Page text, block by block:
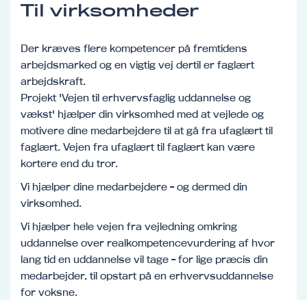
Til virksomheder
Der kræves flere kompetencer på fremtidens
arbejdsmarked og en vigtig vej dertil er faglært
arbejdskraft.
Projekt 'Vejen til erhvervsfaglig uddannelse og
vækst' hjælper din virksomhed med at vejlede og
motivere dine medarbejdere til at gå fra ufaglært til
faglært. Vejen fra ufaglært til faglært kan være
kortere end du tror.
Vi hjælper dine medarbejdere - og dermed din
virksomhed.
Vi hjælper hele vejen fra vejledning omkring
uddannelse over realkompetencevurdering af hvor
lang tid en uddannelse vil tage - for lige præcis din
medarbejder, til opstart på en erhvervsuddannelse
for voksne.